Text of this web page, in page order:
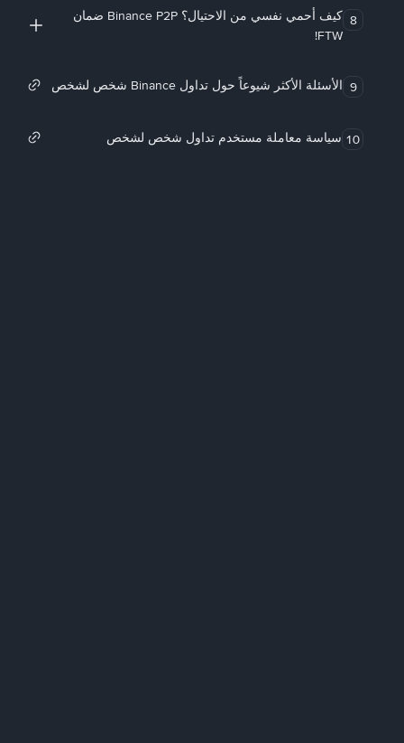
8
كيف أحمي نفسي من الاحتيال؟ Binance P2P ضمان
FTW!
9 الأسئلة الأكثر شيوعاً حول تداول Binance شخص لشخص
10 سياسة معاملة مستخدم تداول شخص لشخص